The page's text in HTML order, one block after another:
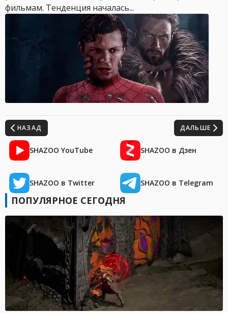
фильмам. Тенденция началась...
НАЗАД ДАЛЬШЕ
SHAZOO YouTube SHAZOO в Дзен
SHAZOO в Twitter SHAZOO в Telegram
ПОПУЛЯРНОЕ СЕГОДНЯ